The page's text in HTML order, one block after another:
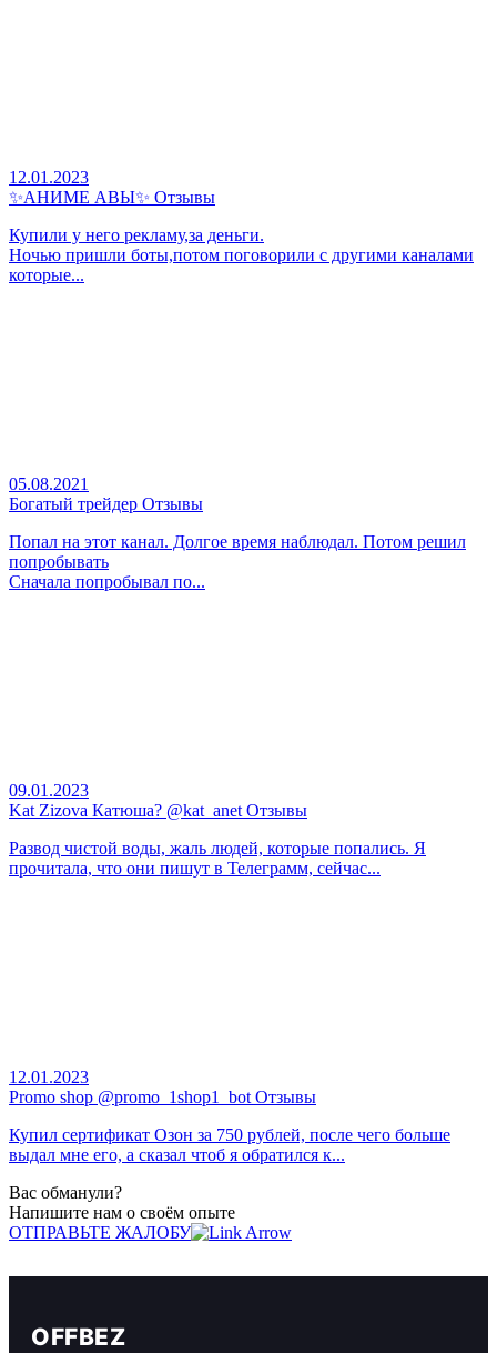
12.01.2023
✨АНИМЕ АВЫ✨ Отзывы
Купили у него рекламу,за деньги.
Ночью пришли боты,потом поговорили с другими каналами
которые...
05.08.2021
Богатый трейдер Отзывы
Попал на этот канал. Долгое время наблюдал. Потом решил
попробывать
Сначала попробывал по...
09.01.2023
Kat Zizova Катюша? @kat_anet Отзывы
Развод чистой воды, жаль людей, которые попались. Я
прочитала, что они пишут в Телеграмм, сейчас...
12.01.2023
Promo shop @promo_1shop1_bot Отзывы
Купил сертификат Озон за 750 рублей, после чего больше
выдал мне его, а сказал чтоб я обратился к...
Вас обманули?
Напишите нам о своём опыте
ОТПРАВЬТЕ ЖАЛОБУ
OFFBEZ